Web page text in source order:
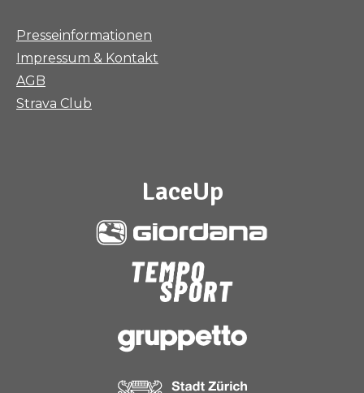
Presseinformationen
Impressum & Kontakt
AGB
Strava Club
LaceUp